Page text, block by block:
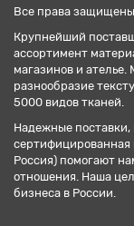
Все права
Крупнейший
ассортимент
магазинов и ателье.
разнообразие
5000 видов тканей.
Надежные
сертифицированная
Россия) помогают
отношения. Наша
бизнеса в России.